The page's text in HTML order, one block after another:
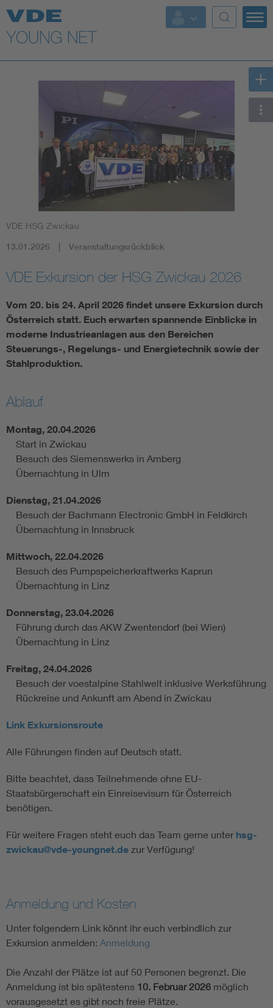
Top Themen
Fokusthemen
AI & Digital Trust
Health
Mobility
Electromobility
Energy efficiency
Energy storage
Functional safety
VDE HSG Zwickau
13.01.2026 Veranstaltungsrückblick
VDE Exkursion der HSG Zwickau 2026
Vom 20. bis 24. April 2026 findet unsere Exkursion durch
Österreich statt. Euch erwarten spannende Einblicke in
moderne Industrieanlagen aus den Bereichen
Steuerungs-, Regelungs- und Energietechnik sowie der
Stahlproduktion.
Ablauf
Montag, 20.04.2026
Start in Zwickau
Besuch des Siemenswerks in Amberg
Übernachtung in Ulm
Dienstag, 21.04.2026
Besuch der Bachmann Electronic GmbH in Feldkirch
Übernachtung in Innsbruck
Mittwoch, 22.04.2026
Besuch des Pumpspeicherkraftwerks Kaprun
Übernachtung in Linz
Donnerstag, 23.04.2026
Führung durch das AKW Zwentendorf (bei Wien)
Übernachtung in Linz
Freitag, 24.04.2026
Besuch der voestalpine Stahlwelt inklusive Werksführung
Rückreise und Ankunft am Abend in Zwickau
Link Exkursionsroute
Alle Führungen finden auf Deutsch statt.
Bitte beachtet, dass Teilnehmende ohne EU-
Staatsbürgerschaft ein Einreisevisum für Österreich
benötigen.
Für weitere Fragen steht euch das Team gerne unter hsg-
zwickau@vde-youngnet.de zur Verfügung!
Anmeldung und Kosten
Unter folgendem Link könnt ihr euch verbindlich zur
Exkursion anmelden: Anmeldung
Die Anzahl der Plätze ist auf 50 Personen begrenzt. Die
Anmeldung ist bis spätestens 10. Februar 2026 möglich
vorausgesetzt es gibt noch freie Plätze.